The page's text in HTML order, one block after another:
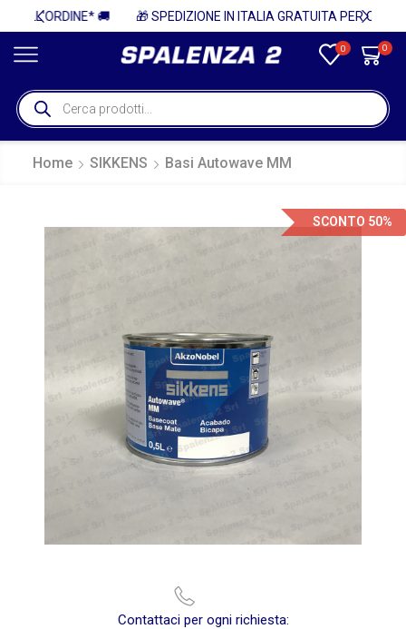
🎁 SPEDIZIONE IN ITALIA GRATUITA PER ORDINI SUPERIORI A 750€ + IVA 🎁
0 0
Home SIKKENS Basi Autowave MM
SCONTO 50%
Contattaci per ogni richiesta: